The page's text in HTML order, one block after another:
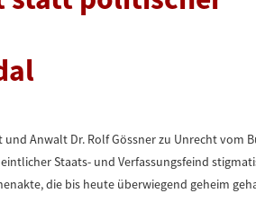
Anwalt Dr. Rolf Gössner zu Unrecht vom
Staats- und Verfassungsfeind
die bis heute überwiegend geheim